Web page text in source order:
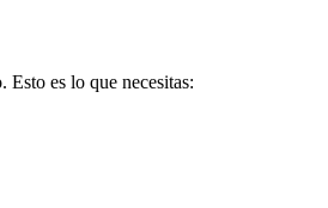
es lo que necesitas: